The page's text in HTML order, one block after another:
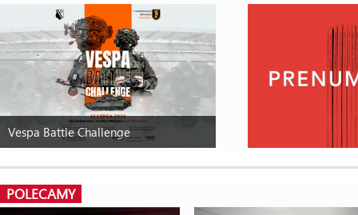
Vespa Battle Challenge
POLECAMY